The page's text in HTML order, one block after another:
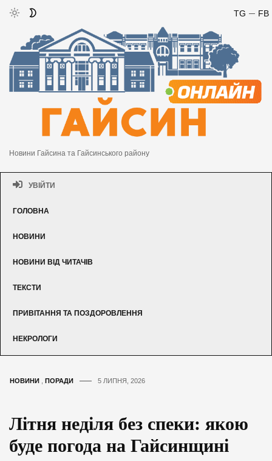
FB
TG
Новини Гайсина та Гайсинського району
УВІЙТИ
ГОЛОВНА
НОВИНИ
НОВИНИ ВІД ЧИТАЧІВ
ТЕКСТИ
ПРИВІТАННЯ ТА ПОЗДОРОВЛЕННЯ
НЕКРОЛОГИ
НОВИНИ ПОРАДИ 5 ЛИПНЯ, 2026
Літня неділя без спеки: якою
буде погода на Гайсинщині